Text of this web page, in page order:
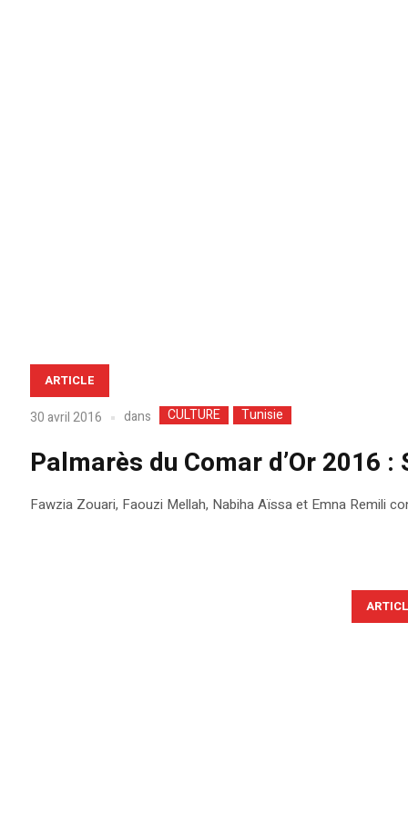
ARTICLE
30 avril 2016 dans CULTURE Tunisie
Palmarès du Comar d’Or 2016
Fawzia Zouari, Faouzi Mellah, Nabiha Aïssa et Emna Remili